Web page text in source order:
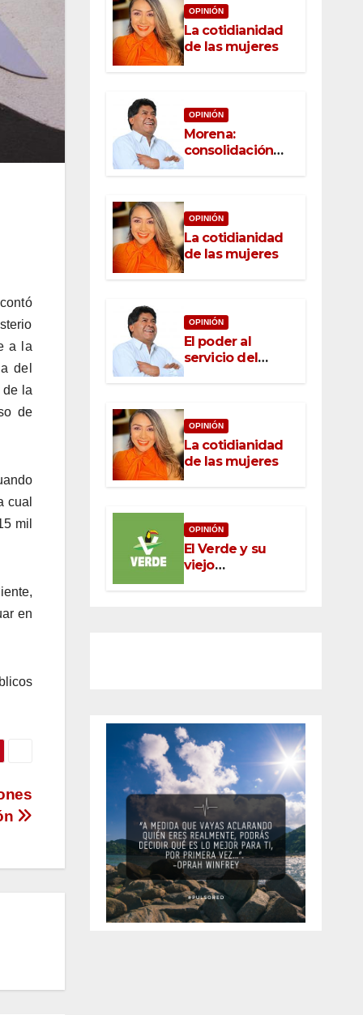
a la
del
de la
de
cual
mil
en
OPINIÓN
La cotidianidad
de las mujeres
OPINIÓN
Morena:
consolidación
con raíz, rumbo
OPINIÓN
La cotidianidad
de las mujeres
OPINIÓN
El poder al
servicio del
pueblo: la nueva
México
OPINIÓN
La cotidianidad
de las mujeres
OPINIÓN
El Verde y su
viejo
oportunismo